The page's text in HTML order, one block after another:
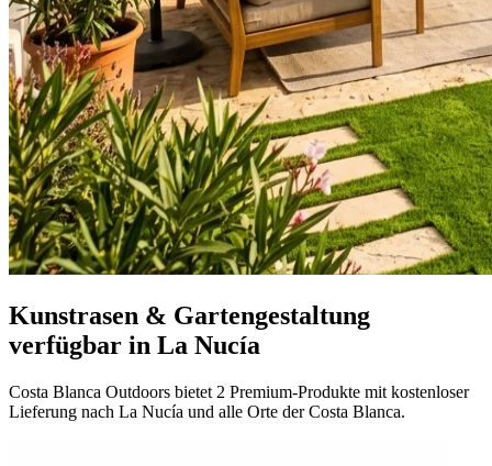
Kunstrasen & Gartengestaltung
verfügbar in La Nucía
Costa Blanca Outdoors bietet 2 Premium-Produkte mit kostenloser
Lieferung nach La Nucía und alle Orte der Costa Blanca.